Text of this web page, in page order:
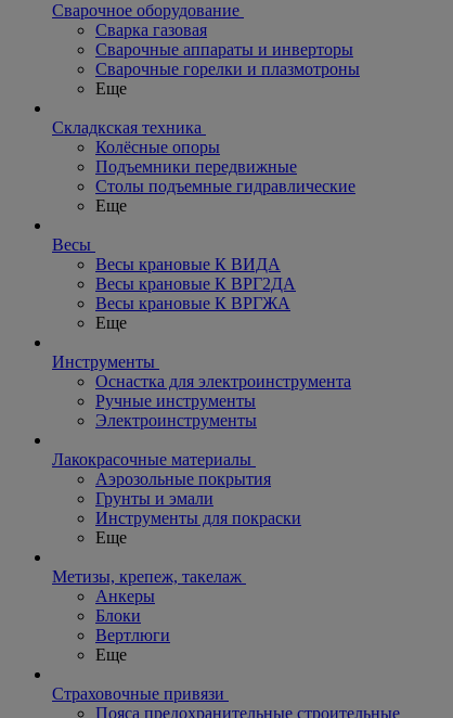
Сварочное оборудование
Сварка газовая
Сварочные аппараты и инверторы
Сварочные горелки и плазмотроны
Еще
Складкская техника
Колёсные опоры
Подъемники передвижные
Столы подъемные гидравлические
Еще
Весы
Весы крановые К ВИДА
Весы крановые К ВРГ2ДА
Весы крановые К ВРГЖА
Еще
Инструменты
Оснастка для электроинструмента
Ручные инструменты
Электроинструменты
Лакокрасочные материалы
Аэрозольные покрытия
Грунты и эмали
Инструменты для покраски
Еще
Метизы, крепеж, такелаж
Анкеры
Блоки
Вертлюги
Еще
Страховочные привязи
Пояса предохранительные строительные